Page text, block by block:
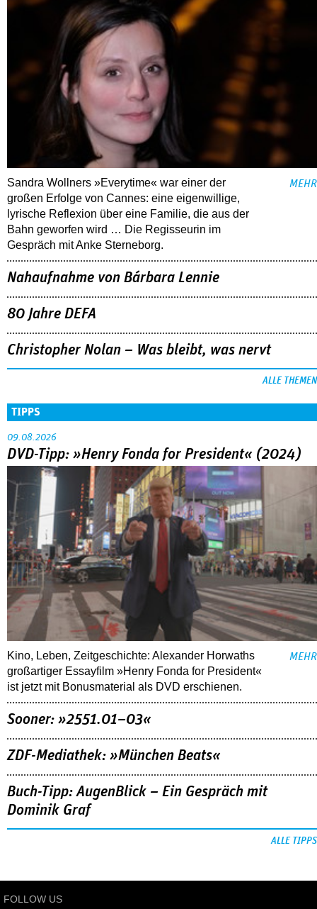
Sandra Wollners »Everytime« war einer der
großen Erfolge von Cannes: eine eigenwillige,
lyrische Reflexion über eine ­Familie, die aus der
Bahn geworfen wird … Die Regisseurin im
Gespräch mit Anke Sterneborg.
MEHR
Nahaufnahme von Bárbara Lennie
80 Jahre DEFA
Christopher Nolan – Was bleibt, was nervt
ALLE THEMEN
TIPPS
09.08.2026
DVD-Tipp: »Henry Fonda for President« (2024)
Kino, Leben, Zeitgeschichte: Alexander Horwaths
großartiger Essayfilm »Henry Fonda for President«
ist jetzt mit Bonusmaterial als DVD erschienen.
MEHR
Sooner: »2551.01–03«
ZDF-Mediathek: »München Beats«
Buch-Tipp: AugenBlick – Ein Gespräch mit
Dominik Graf
ALLE TIPPS
FOLLOW US